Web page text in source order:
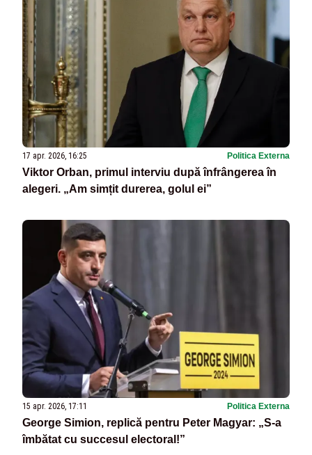
17 apr. 2026, 16:25 Politica Externa
Viktor Orban, primul interviu după înfrângerea în
alegeri. „Am simțit durerea, golul ei”
15 apr. 2026, 17:11 Politica Externa
George Simion, replică pentru Peter Magyar: „S-a
îmbătat cu succesul electoral!”